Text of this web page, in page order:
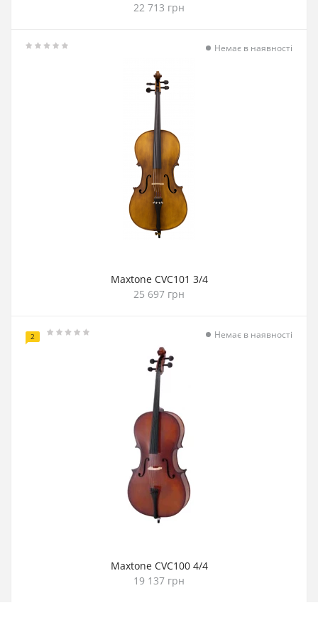
22 713 грн
Немає в наявності
Maxtone CVC101 3/4
25 697 грн
2 Немає в наявності
Maxtone CVC100 4/4
19 137 грн